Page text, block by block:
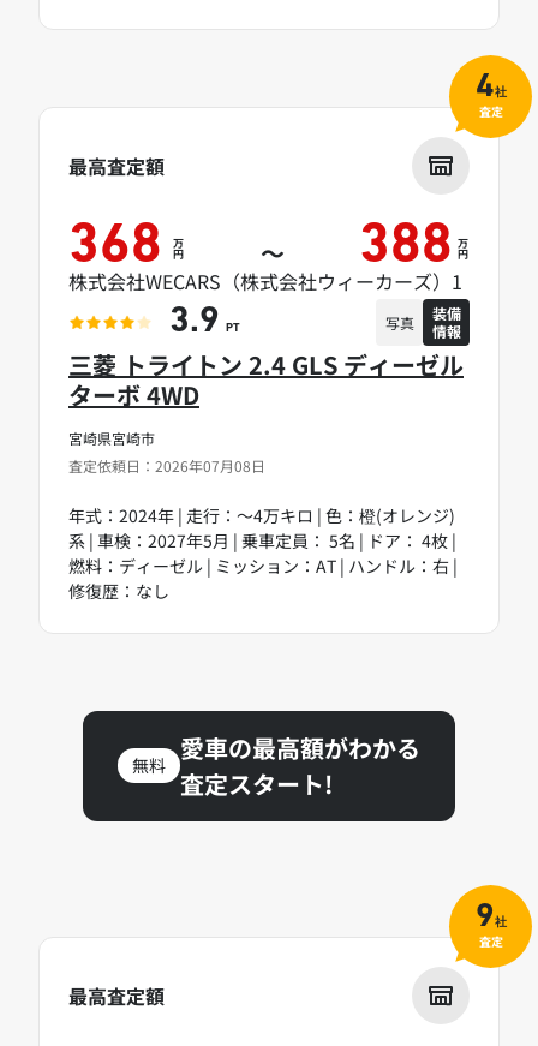
宮崎県宮崎市
査定依頼日：2026年07月08日
三菱 トライトン 2.4 GLS ディーゼル
ターボ 4WD
年式：2024年 | 走行：～4万キロ | 色：橙(オレンジ)
系 | 車検：2027年5月 | 乗車定員： 5名 | ドア： 4枚 |
燃料：ディーゼル | ミッション：AT | ハンドル：右 |
修復歴：なし
最高査定額
368 万
円 ～ 388 万
円
株式会社WECARS（株式会社ウィーカーズ）1
3.9 PT 写真
装備
情報
4社
査定
無料
愛車の最高額がわかる
査定スタート!
最高査定額
9社
査定